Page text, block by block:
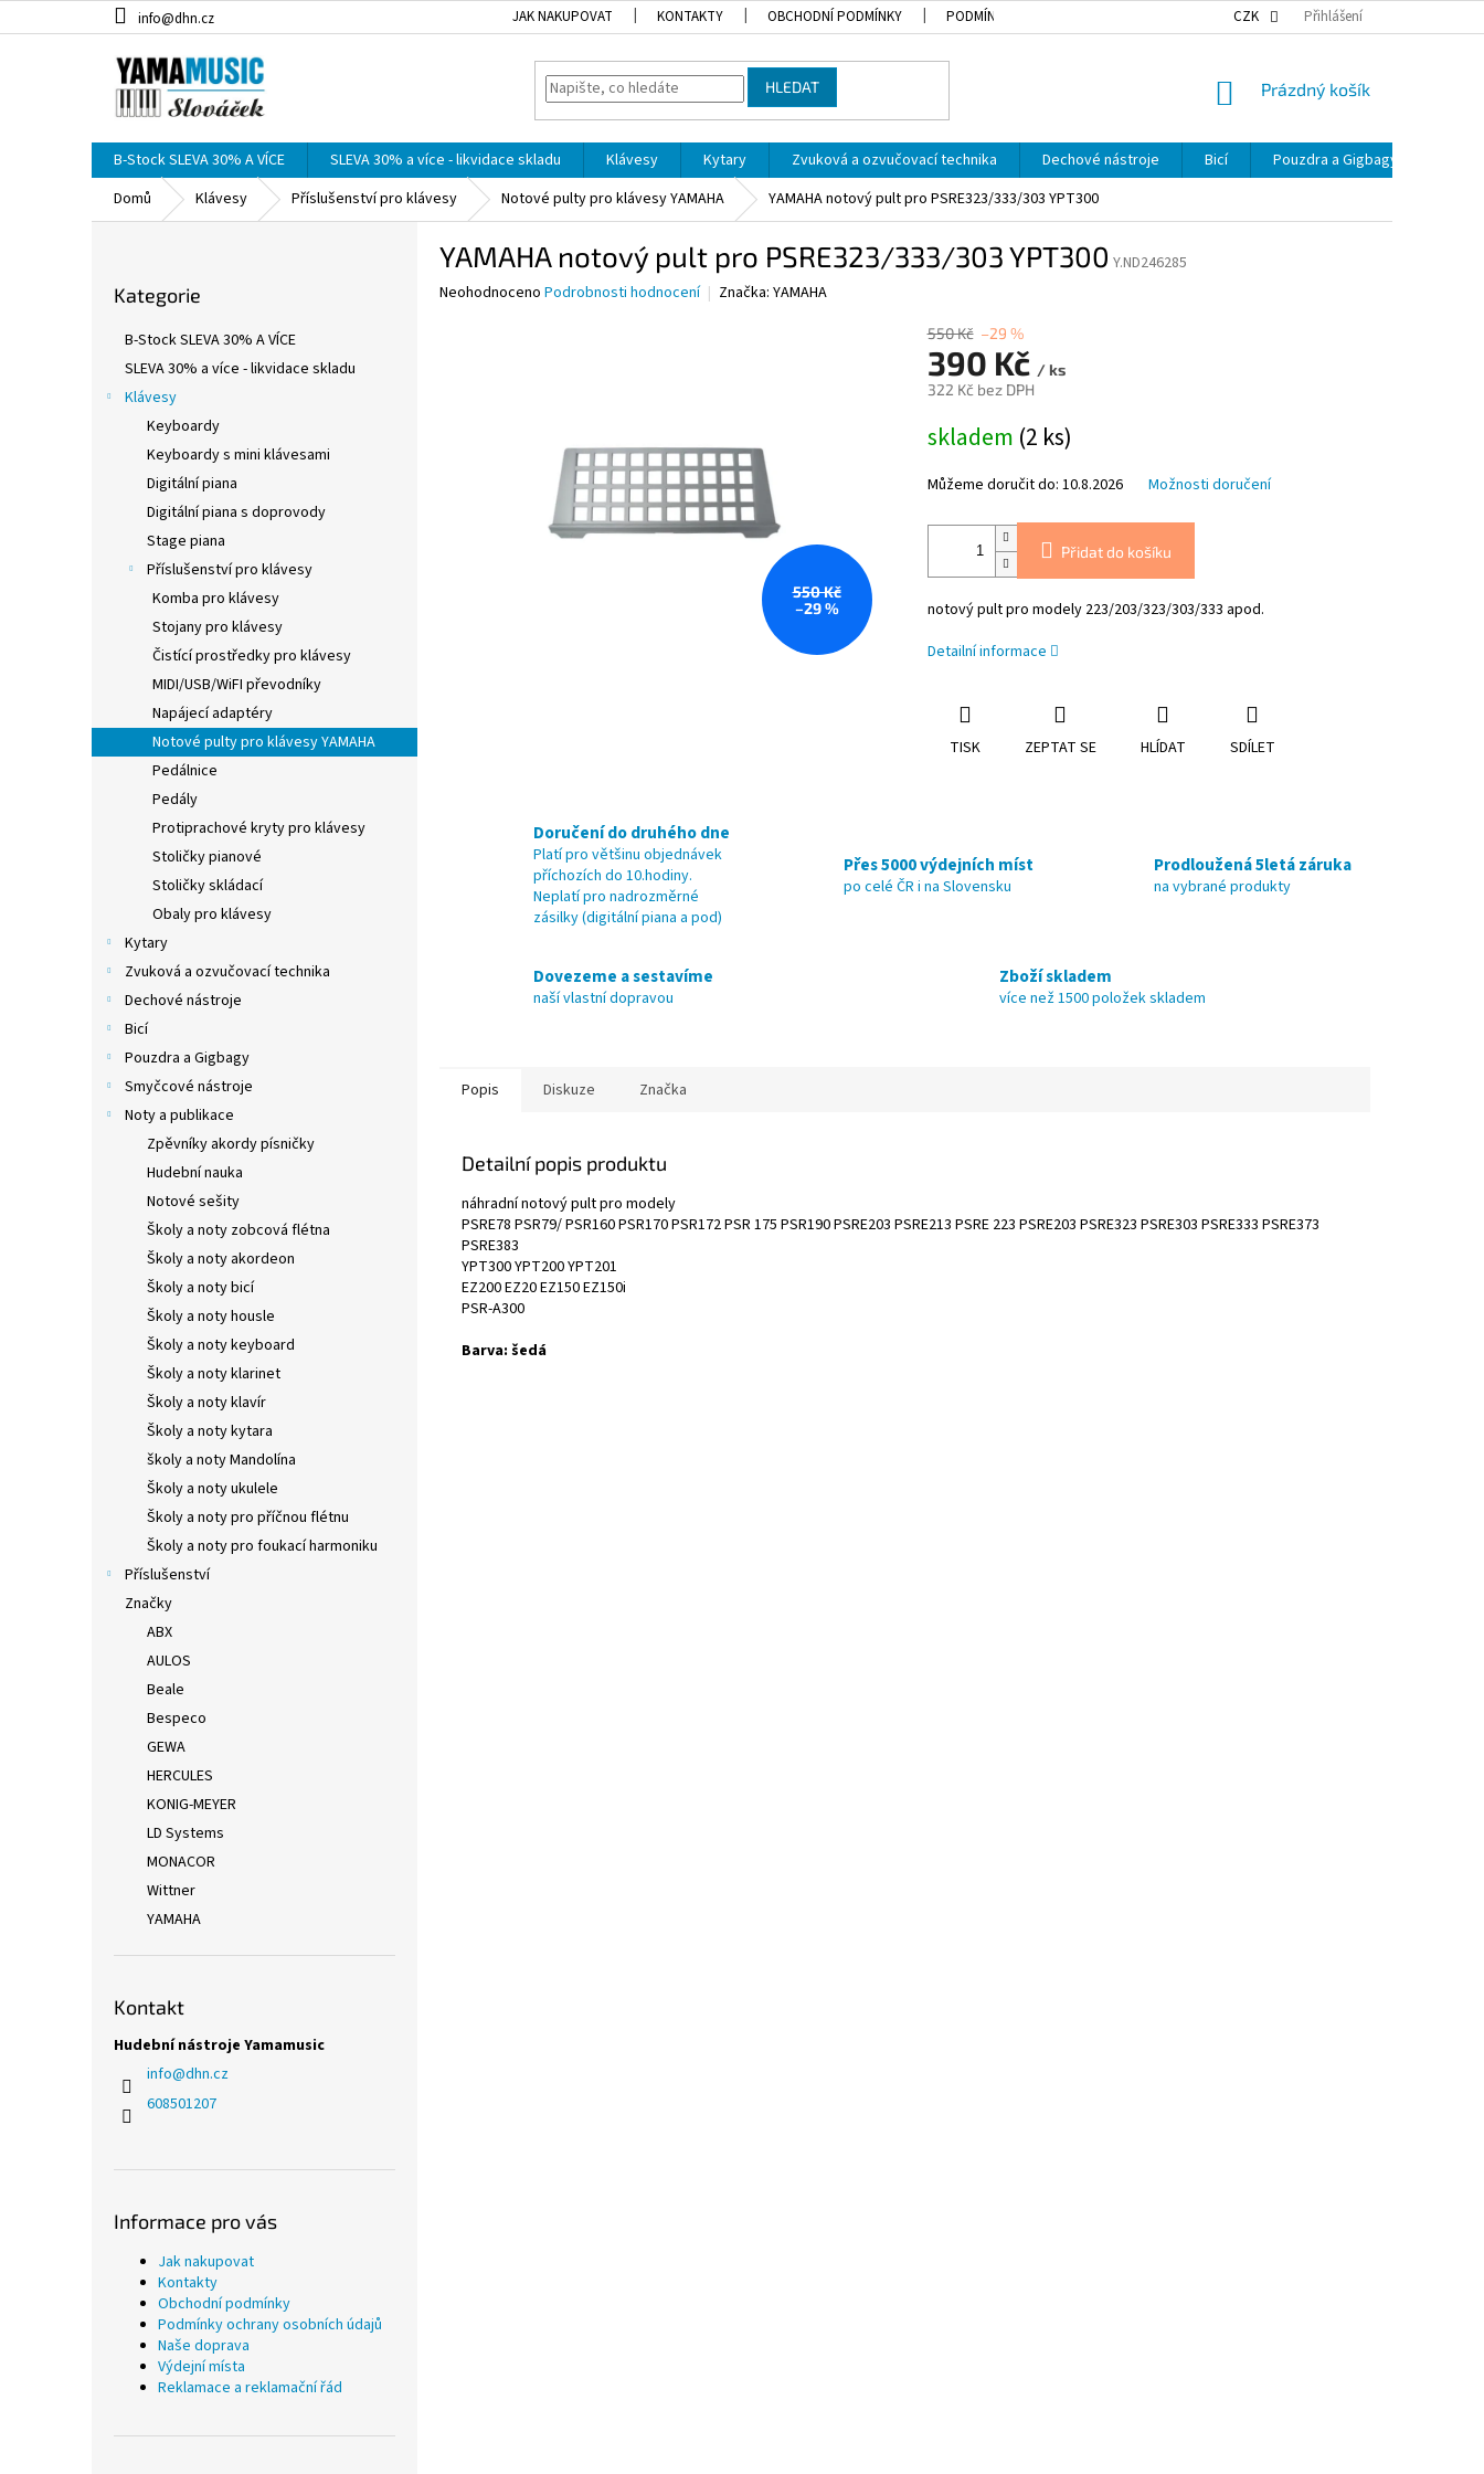
na
info@dhn.cz JAK NAKUPOVAT KONTAKTY OBCHODNÍ PODMÍNKY PODMÍNKY OCHRANY OSOBNÍCH ÚDAJŮ NAŠE DOPRAVA
CZK Přihlášení
HLEDAT
NÁKUPNÍ
Prázdný košík
B-Stock SLEVA 30% A VÍCE SLEVA 30% a více - likvidace skladu Klávesy Kytary Zvuková a ozvučovací technika Dechové nástroje Bicí Pouzdra a Gigbagy
Domů
Klávesy Příslušenství pro klávesy Notové pulty pro klávesy YAMAHA YAMAHA notový pult pro PSRE323/333/303 YPT300
kategorie
Kategorie
B-Stock SLEVA 30% A VÍCE
SLEVA 30% a více - likvidace skladu
Klávesy
Keyboardy
Keyboardy s mini klávesami
Digitální piana
Digitální piana s doprovody
Stage piana
Příslušenství pro klávesy
Komba pro klávesy
Stojany pro klávesy
Čistící prostředky pro klávesy
MIDI/USB/WiFI převodníky
Napájecí adaptéry
Notové pulty pro klávesy YAMAHA
Pedálnice
Pedály
Protiprachové kryty pro klávesy
Stoličky pianové
Stoličky skládací
Obaly pro klávesy
Kytary
Zvuková a ozvučovací technika
Dechové nástroje
Bicí
Pouzdra a Gigbagy
Smyčcové nástroje
Noty a publikace
Zpěvníky akordy písničky
Hudební nauka
Notové sešity
Školy a noty zobcová flétna
Školy a noty akordeon
Školy a noty bicí
Školy a noty housle
Školy a noty keyboard
Školy a noty klarinet
Školy a noty klavír
Školy a noty kytara
školy a noty Mandolína
Školy a noty ukulele
Školy a noty pro příčnou flétnu
Školy a noty pro foukací harmoniku
Příslušenství
Značky
ABX
AULOS
Beale
Bespeco
GEWA
HERCULES
KONIG-MEYER
LD Systems
MONACOR
Wittner
YAMAHA
Kontakt
Hudební nástroje Yamamusic
info@dhn.cz
608501207
Informace pro vás
Jak nakupovat
Kontakty
Obchodní podmínky
Podmínky ochrany osobních údajů
Naše doprava
Výdejní místa
Reklamace a reklamační řád
YAMAHA notový pult pro PSRE323/333/303 YPT300 Y.ND246285
Průměrné
Neohodnoceno Podrobnosti hodnocení Značka: YAMAHA
550 Kč
–29 %
550 Kč –29 %
390 Kč / ks
322 Kč bez DPH
cena:
skladem (2 ks)
Můžeme doručit do: 10.8.2026 Možnosti doručení
Přidat do košíku
notový pult pro modely 223/203/323/303/333 apod.
Detailní informace
TISK ZEPTAT SE HLÍDAT SDÍLET
Doručení do druhého dne
Platí pro většinu objednávek
příchozích do 10.hodiny.
Neplatí pro nadrozměrné
zásilky (digitální piana a pod)
Přes 5000 výdejních míst
po celé ČR i na Slovensku
Prodloužená 5letá záruka
na vybrané produkty
Dovezeme a sestavíme
naší vlastní dopravou
Zboží skladem
více než 1500 položek skladem
Popis Diskuze Značka
Detailní popis produktu
náhradní notový pult pro modely
PSRE78 PSR79/ PSR160 PSR170 PSR172 PSR 175 PSR190 PSRE203 PSRE213 PSRE 223 PSRE203 PSRE323 PSRE303 PSRE333 PSRE373
PSRE383
YPT300 YPT200 YPT201
EZ200 EZ20 EZ150 EZ150i
PSR-A300
Barva: šedá